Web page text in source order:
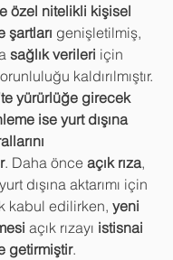
özel nitelikli kişisel
şartları genişletilmiş,
sağlık verileri için
kaldırılmıştır.
yürürlüğe girecek
iseyurt dışına
. Daha önce açık rıza,
dışına aktarımı için
kabul edilirken, yeni
açık rızayı istisnai
getirmiştir.